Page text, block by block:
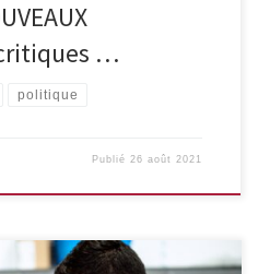
critiques …
politique
Publié26 août 2021